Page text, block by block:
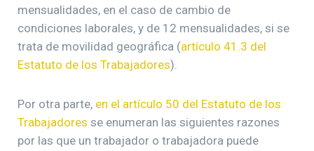
mensualidades, en el caso de cambio de
condiciones laborales, y de 12 mensualidades, si se
trata de movilidad geográfica (artículo 41.3 del
Estatuto de los Trabajadores).
Por otra parte, en el artículo 50 del Estatuto de los
Trabajadores se enumeran las siguientes razones
por las que un trabajador o trabajadora puede